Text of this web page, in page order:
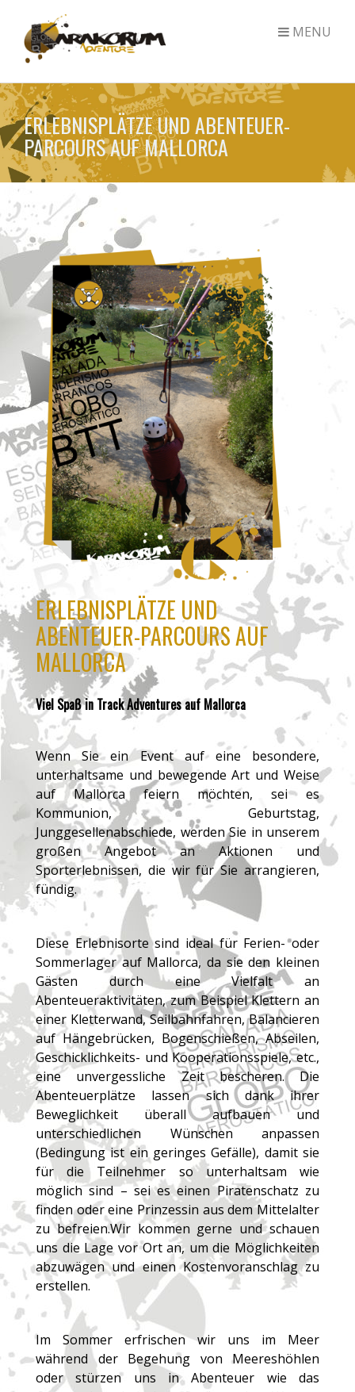
Direkt
zum
Inhalt
MENU
ERLEBNISPLÄTZE UND ABENTEUER-
PARCOURS AUF MALLORCA
ERLEBNISPLÄTZE UND
ABENTEUER-PARCOURS AUF
MALLORCA
Viel Spaß in Track Adventures auf Mallorca
Wenn Sie ein Event auf eine besondere,
unterhaltsame und bewegende Art und Weise
auf Mallorca feiern möchten, sei es
Kommunion, Geburtstag,
Junggesellenabschiede, werden Sie in unserem
großen Angebot an Aktionen und
Sporterlebnissen, die wir für Sie arrangieren,
fündig.
Diese Erlebnisorte sind ideal für Ferien- oder
Sommerlager auf Mallorca, da sie den kleinen
Gästen durch eine Vielfalt an
Abenteueraktivitäten, zum Beispiel Klettern an
einer Kletterwand, Seilbahnfahren, Balancieren
auf Hängebrücken, Bogenschießen, Abseilen,
Geschicklichkeits- und Kooperationsspiele, etc.,
eine unvergessliche Zeit bescheren. Die
Abenteuerplätze lassen sich dank ihrer
Beweglichkeit überall aufbauen und
unterschiedlichen Wünschen anpassen
(Bedingung ist ein geringes Gefälle), damit sie
für die Teilnehmer so unterhaltsam wie
möglich sind – sei es einen Piratenschatz zu
finden oder eine Prinzessin aus dem Mittelalter
zu befreien.Wir kommen gerne und schauen
uns die Lage vor Ort an, um die Möglichkeiten
abzuwägen und einen Kostenvoranschlag zu
erstellen.
Im Sommer erfrischen wir uns im Meer
während der Begehung von Meereshöhlen
oder stürzen uns in Abenteuer wie das